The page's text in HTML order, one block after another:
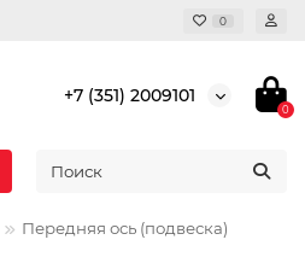
0
+7 (351) 2009101
0
Передняя ось (подвеска)